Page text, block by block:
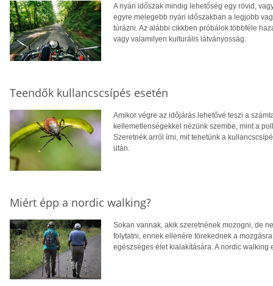
A nyári időszak mindig lehetőség egy rövid,
egyre melegebb nyári időszakban a legjobb
túrázni. Az alábbi cikkben próbálok többféle
vagy valamilyen kulturális látványosság.
Teendők kullancscsípés esetén
Amikor végre az időjárás lehetővé teszi a
kellemetlenségekkel nézünk szembe, mint a
Szeretnék arról írni, mit tehetünk a
után.
Miért épp a nordic walking?
Sokan vannak, akik szeretnének mozogni, de
folytatni, ennek ellenére törekednek a
egészséges élet kialakítására. A nordic